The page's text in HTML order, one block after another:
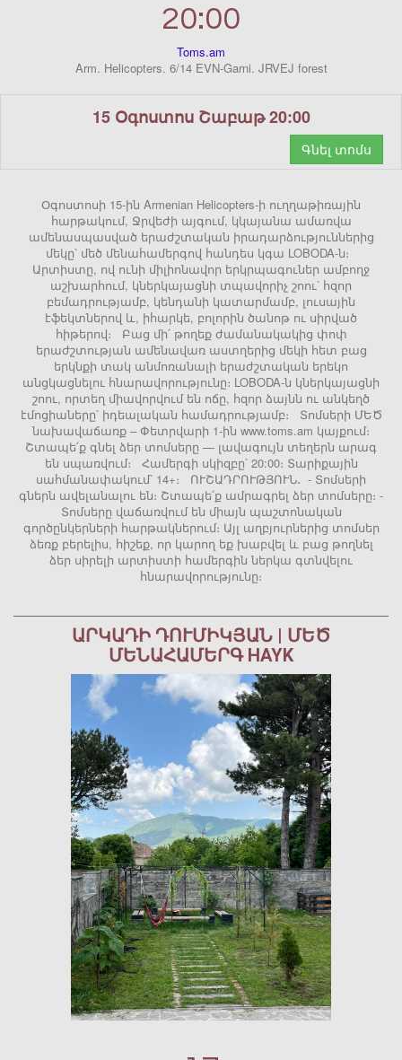
20:00
Toms.am
Arm. Helicopters. 6/14 EVN-Garni. JRVEJ forest
15 Օգոստոս Շաբաթ 20:00
Գնել տոմս
Օգոստոսի 15-ին Armenian Helicopters-ի ուղղաթիռային
հարթակում, Ջրվեժի այգում, կկայանա ամառվա
ամենասպասված երաժշտական իրադարձություններից
մեկը՝ մեծ մենահամերգով հանդես կգա LOBODA-ն։
Արտիստը, ով ունի միլիոնավոր երկրպագուներ ամբողջ
աշխարհում, կներկայացնի տպավորիչ շոու՝ հզոր
բեմադրությամբ, կենդանի կատարմամբ, լուսային
էֆեկտներով և, իհարկե, բոլորին ծանոթ ու սիրված
հիթերով։ Բաց մի՛ թողեք ժամանակակից փոփ
երաժշտության ամենավառ աստղերից մեկի հետ բաց
երկնքի տակ անմոռանալի երաժշտական երեկո
անցկացնելու հնարավորությունը։ LOBODA-ն կներկայացնի
շոու, որտեղ միավորվում են ոճը, հզոր ձայնն ու անկեղծ
էմոցիաները՝ իդեալական համադրությամբ։ Տոմսերի ՄԵԾ
նախավաճառք – Փետրվարի 1-ին www.toms.am կայքում։
Շտապե՛ք գնել ձեր տոմսերը — լավագույն տեղերն արագ
են սպառվում։ Համերգի սկիզբը՝ 20:00։ Տարիքային
սահմանափակում՝ 14+։ ՈՒՇԱԴՐՈՒԹՅՈՒՆ․ - Տոմսերի
գներն ավելանալու են։ Շտապե՛ք ամրագրել ձեր տոմսերը։ -
Տոմսերը վաճառվում են միայն պաշտոնական
գործընկերների հարթակներում։ Այլ աղբյուրներից տոմսեր
ձեռք բերելիս, հիշեք, որ կարող եք խաբվել և բաց թողնել
ձեր սիրելի արտիստի համերգին ներկա գտնվելու
հնարավորությունը։
ԱՐԿԱԴԻ ԴՈՒՄԻԿՅԱՆ | ՄԵԾ
ՄԵՆԱՀԱՄԵՐԳ HAYK